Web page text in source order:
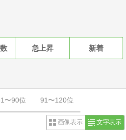
急上昇 新着
〜90位 91〜120位
画像表示 文字表示